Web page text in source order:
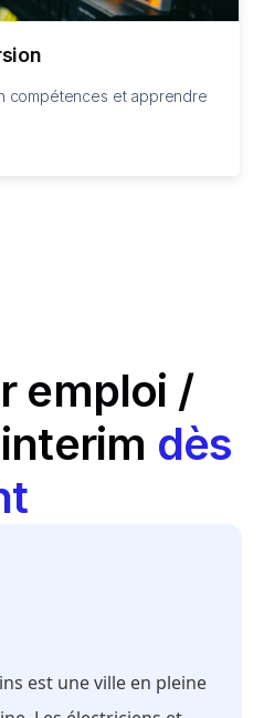
compétences et apprendre
emploi /
dès
est une ville en pleine